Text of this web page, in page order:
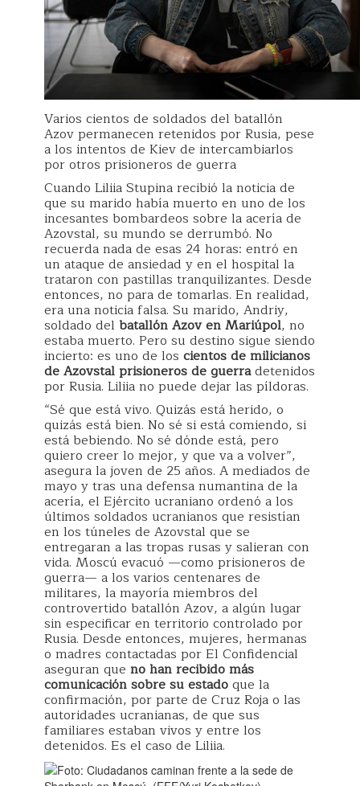
Varios cientos de soldados del batallón
Azov permanecen retenidos por Rusia, pese
a los intentos de Kiev de intercambiarlos
por otros prisioneros de guerra
Cuando Liliia Stupina recibió la noticia de
que su marido había muerto en uno de los
incesantes bombardeos sobre la acería de
Azovstal, su mundo se derrumbó. No
recuerda nada de esas 24 horas: entró en
un ataque de ansiedad y en el hospital la
trataron con pastillas tranquilizantes. Desde
entonces, no para de tomarlas. En realidad,
era una noticia falsa. Su marido, Andriy,
soldado del batallón Azov en Mariúpol, no
estaba muerto. Pero su destino sigue siendo
incierto: es uno de los cientos de milicianos
de Azovstal prisioneros de guerradetenidos
por Rusia. Liliia no puede dejar las píldoras.
“Sé que está vivo. Quizás está herido, o
quizás está bien. No sé si está comiendo, si
está bebiendo. No sé dónde está, pero
quiero creer lo mejor, y que va a volver”,
asegura la joven de 25 años. A mediados de
mayo y tras una defensa numantina de la
acería, el Ejército ucraniano ordenó a los
últimos soldados ucranianos que resistían
en los túneles de Azovstal que se
entregaran a las tropas rusas y salieran con
vida. Moscú evacuó —como prisioneros de
guerra— a los varios centenares de
militares, la mayoría miembros del
controvertido batallón Azov, a algún lugar
sin especificar en territorio controlado por
Rusia. Desde entonces, mujeres, hermanas
o madres contactadas por El Confidencial
aseguran que no han recibido más
comunicación sobre su estadoque la
confirmación, por parte de Cruz Roja o las
autoridades ucranianas, de que sus
familiares estaban vivos y entre los
detenidos. Es el caso de Liliia.